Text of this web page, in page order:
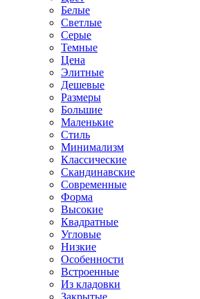
Белые
Светлые
Серые
Темные
Цена
Элитные
Дешевые
Размеры
Большие
Маленькие
Стиль
Минимализм
Классические
Скандинавские
Современные
Форма
Высокие
Квадратные
Угловые
Низкие
Особенности
Встроенные
Из кладовки
Закрытые